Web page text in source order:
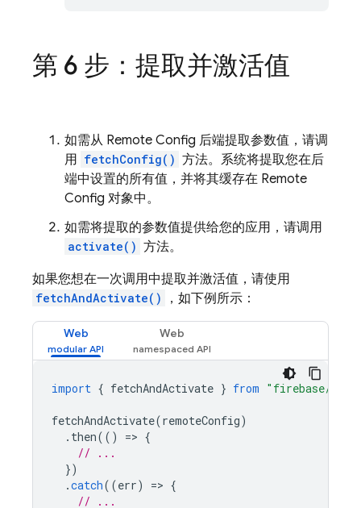
第 6 步：提取并激活值
如需从 Remote Config 后端提取参数值，请调
用 fetchConfig() 方法。系统将提取您在后
端中设置的所有值，并将其缓存在 Remote
Config 对象中。
如需将提取的参数值提供给您的应用，请调用
activate() 方法。
如果您想在一次调用中提取并激活值，请使用
fetchAndActivate() ，如下例所示：
Web Web
import { fetchAndActivate } from "firebase/
fetchAndActivate(remoteConfig)
. then(() => {
// ...
})
.catch((err) => {
// ...